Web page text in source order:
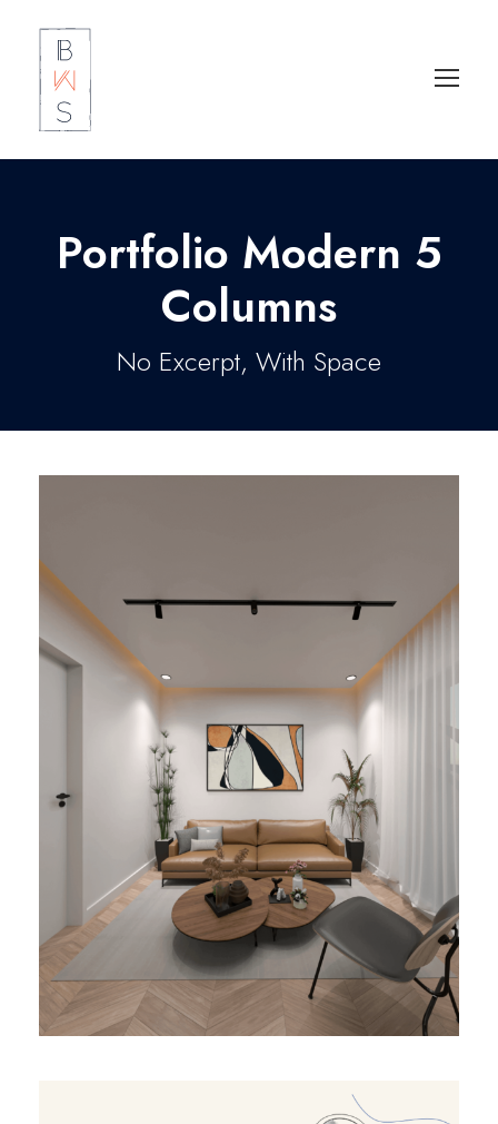
Portfolio Modern 5
Columns
No Excerpt, With Space
Bureaux Sefrou